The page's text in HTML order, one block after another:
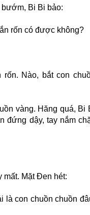
Bi Bi bảo:
rốn có được không?
Nào, bắt con
vàng. Hăng quá, Bi
đứng dậy, tay nắm
mất. Mặt Đen hét:
là con chuồn chuồn